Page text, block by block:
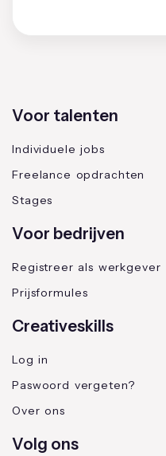
Voor talenten
Individuele jobs
Freelance opdrachten
Stages
Voor bedrijven
Registreer als werkgever
Prijsformules
Creativeskills
Log in
Paswoord vergeten?
Over ons
Volg ons